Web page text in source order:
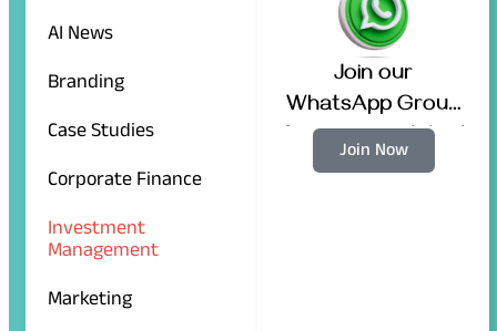
AI News
Branding
Case Studies
Corporate Finance
Investment
Management
Marketing
Join our
WhatsApp Group
for more updates!
Join Now